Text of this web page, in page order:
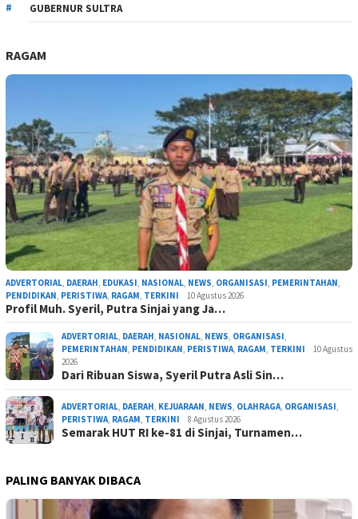
GUBERNUR SULTRA
RAGAM
ADVERTORIAL DAERAH EDUKASI NASIONAL NEWS ORGANISASI PEMERINTAHAN
PENDIDIKAN PERISTIWA RAGAM TERKINI 10 Agustus 2026
Profil Muh. Syeril, Putra Sinjai yang Ja…
ADVERTORIAL DAERAH NASIONAL NEWS ORGANISASI
PEMERINTAHAN PENDIDIKAN PERISTIWA RAGAM TERKINI
10 Agustus
2026
Dari Ribuan Siswa, Syeril Putra Asli Sin…
ADVERTORIAL DAERAH KEJUARAAN NEWS OLAHRAGA ORGANISASI
PERISTIWA RAGAM TERKINI 8 Agustus 2026
Semarak HUT RI ke-81 di Sinjai, Turnamen…
PALING BANYAK DIBACA